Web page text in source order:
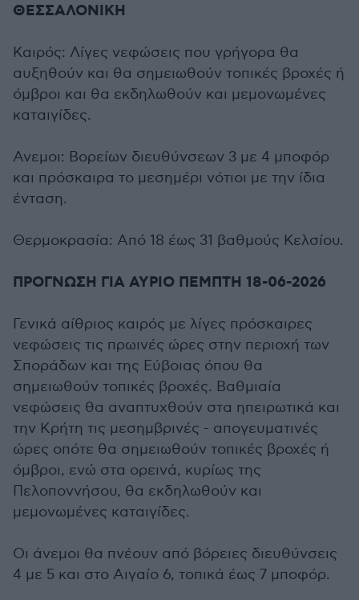
ΘΕΣΣΑΛΟΝΙΚΗ
Καιρός: Λίγες νεφώσεις που γρήγορα θα
αυξηθούν και θα σημειωθούν τοπικές βροχές ή
όμβροι και θα εκδηλωθούν και μεμονωμένες
καταιγίδες.
Ανεμοι: Βορείων διευθύνσεων 3 με 4 μποφόρ
και πρόσκαιρα το μεσημέρι νότιοι με την ίδια
ένταση.
Θερμοκρασία: Από 18 έως 31 βαθμούς Κελσίου.
ΠΡΟΓΝΩΣΗ ΓΙΑ ΑΥΡΙΟ ΠΕΜΠΤΗ 18-06-2026
Γενικά αίθριος καιρός με λίγες πρόσκαιρες
νεφώσεις τις πρωινές ώρες στην περιοχή των
Σποράδων και της Εύβοιας όπου θα
σημειωθούν τοπικές βροχές. Βαθμιαία
νεφώσεις θα αναπτυχθούν στα ηπειρωτικά και
την Κρήτη τις μεσημβρινές - απογευματινές
ώρες οπότε θα σημειωθούν τοπικές βροχές ή
όμβροι, ενώ στα ορεινά, κυρίως της
Πελοποννήσου, θα εκδηλωθούν και
μεμονωμένες καταιγίδες.
Οι άνεμοι θα πνέουν από βόρειες διευθύνσεις
4 με 5 και στο Αιγαίο 6, τοπικά έως 7 μποφόρ.